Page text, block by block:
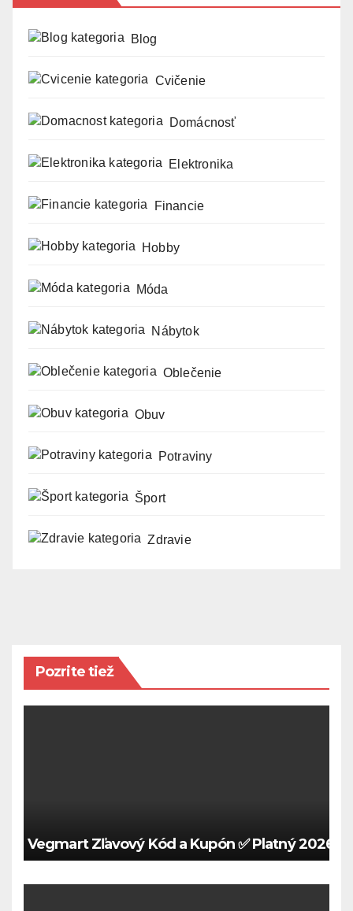
Blog
Cvičenie
Domácnosť
Elektronika
Financie
Hobby
Móda
Nábytok
Oblečenie
Obuv
Potraviny
Šport
Zdravie
Pozrite tiež
Vegmart Zľavový Kód a Kupón ✅ Platný 2026 🍀